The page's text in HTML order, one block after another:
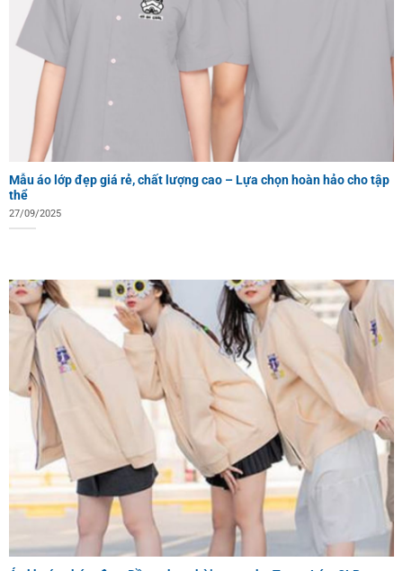
Mẫu áo lớp đẹp giá rẻ, chất lượng cao – Lựa chọn hoàn hảo cho tập
thể
27/09/2025